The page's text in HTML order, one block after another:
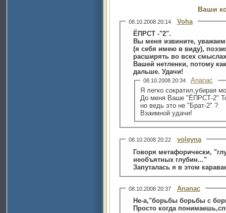
Ваши
08.10.2008 20:14
Voha
ЁПРСТ -"2".
Вы меня извините,
(я себя имею в виду),
расширять во всех
Вашей нетленки, потому
дальше. Удачи!
08.10.2008 20:34
Ananac
Я легко сократил,убирая
До меня Ваше "ЁПРСТ-2"
но ведь это не "Брат-2" ?
Взаимной удачи!
08.10.2008 20:22
voleyna
Говоря метафорически,
необъятных глубин..."
Запуталась я в этом
08.10.2008 20:37
Ananac
Не-а,"борьбы борьбы с
Просто когда